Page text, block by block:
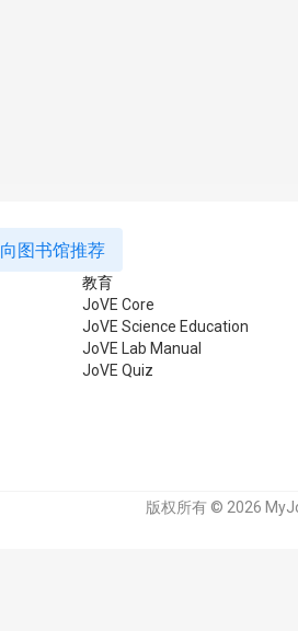
向图书馆推荐
教育
JoVE Core
JoVE Science Education
JoVE Lab Manual
JoVE Quiz
版权所有 © 2026